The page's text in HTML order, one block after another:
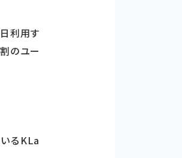
利用す
のユー
るKLa